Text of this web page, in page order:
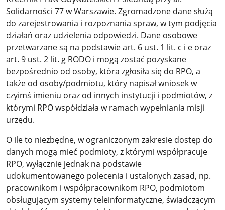
Solidarności 77 w Warszawie. Zgromadzone dane służą
do zarejestrowania i rozpoznania spraw, w tym podjęcia
działań oraz udzielenia odpowiedzi. Dane osobowe
przetwarzane są na podstawie art. 6 ust. 1 lit. c i e oraz
art. 9 ust. 2 lit. g RODO i mogą zostać pozyskane
bezpośrednio od osoby, która zgłosiła się do RPO, a
także od osoby/podmiotu, który napisał wniosek w
czyimś imieniu oraz od innych instytucji i podmiotów, z
którymi RPO współdziała w ramach wypełniania misji
urzędu.
O ile to niezbędne, w ograniczonym zakresie dostęp do
danych mogą mieć podmioty, z którymi współpracuje
RPO, wyłącznie jednak na podstawie
udokumentowanego polecenia i ustalonych zasad, np.
pracownikom i współpracownikom RPO, podmiotom
obsługującym systemy teleinformatyczne, świadczącym